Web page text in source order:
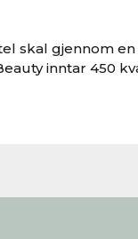
skal gjennom
inntar 450